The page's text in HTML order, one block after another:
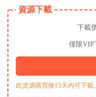
資源下載
下載
僅限VIP
此資源購買後15天内可下